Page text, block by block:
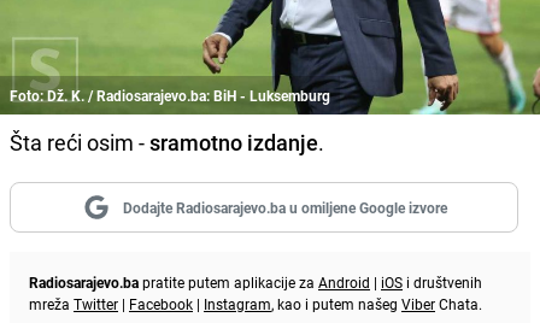
Foto: Dž. K. / Radiosarajevo.ba: BiH - Luksemburg
Šta reći osim -sramotno izdanje.
Dodajte Radiosarajevo.ba u omiljene Google izvore
Radiosarajevo.bapratite putem aplikacije za Android | iOS i društvenih
mreža Twitter | Facebook | Instagram, kao i putem našeg ViberChata.